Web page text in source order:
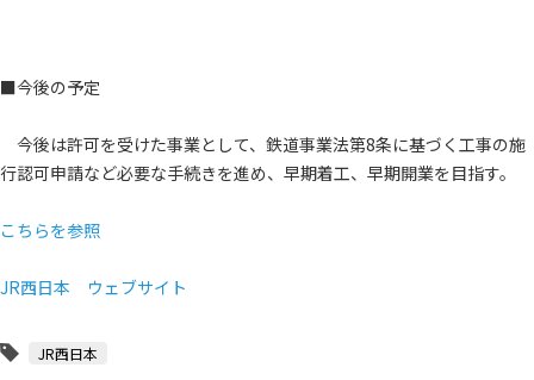
■今後の予定
今後は許可を受けた事業として、鉄道事業法第8条に基づく工事の施
行認可申請など必要な手続きを進め、早期着工、早期開業を目指す。
こちらを参照
JR西日本 ウェブサイト
JR西日本